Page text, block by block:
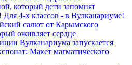
который дети запомнят
Для 4-х классов - в Вулканариуме!
салют от Карымского
оживляет сердце
Вулканариума запускается
Макет магматического